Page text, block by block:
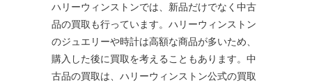
ハリーウィンストンでは、新品だけでなく中古
品の買取も行っています。ハリーウィンストン
のジュエリーや時計は高額な商品が多いため、
購入した後に買取を考えることもあります。中
古品の買取は、ハリーウィンストン公式の買取